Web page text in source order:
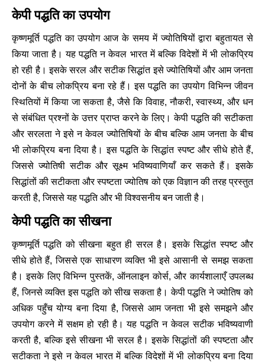
केपी पद्धति का उपयोग
कृष्णमूर्ति पद्धति का उपयोग आज के समय में ज्योतिषियों द्वारा बहुतायत से
किया जाता है। यह पद्धति न केवल भारत में बल्कि विदेशों में भी लोकप्रिय
हो रही है। इसके सरल और सटीक सिद्धांत इसे ज्योतिषियों और आम जनता
दोनों के बीच लोकप्रिय बना रहे हैं। इस पद्धति का उपयोग विभिन्न जीवन
स्थितियों में किया जा सकता है, जैसे कि विवाह, नौकरी, स्वास्थ्य, और धन
से संबंधित प्रश्नों के उत्तर प्राप्त करने के लिए। केपी पद्धति की सटीकता
और सरलता ने इसे न केवल ज्योतिषियों के बीच बल्कि आम जनता के बीच
भी लोकप्रिय बना दिया है। इस पद्धति के सिद्धांत स्पष्ट और सीधे होते हैं,
जिससे ज्योतिषी सटीक और सूक्ष्म भविष्यवाणियाँ कर सकते हैं। इसके
सिद्धांतों की सटीकता और स्पष्टता ज्योतिष को एक विज्ञान की तरह प्रस्तुत
करती है, जिससे यह पद्धति और भी विश्वसनीय बन जाती है।
केपी पद्धति का सीखना
कृष्णमूर्ति पद्धति को सीखना बहुत ही सरल है। इसके सिद्धांत स्पष्ट और
सीधे होते हैं, जिससे एक साधारण व्यक्ति भी इसे आसानी से समझ सकता
है। इसके लिए विभिन्न पुस्तकें, ऑनलाइन कोर्स, और कार्यशालाएँ उपलब्ध
हैं, जिनसे व्यक्ति इस पद्धति को सीख सकता है। केपी पद्धति ने ज्योतिष को
अधिक पहुँच योग्य बना दिया है, जिससे आम जनता भी इसे समझने और
उपयोग करने में सक्षम हो रही है। यह पद्धति न केवल सटीक भविष्यवाणी
करती है, बल्कि इसे सीखना भी सरल है। इसके सिद्धांतों की स्पष्टता और
सटीकता ने इसे न केवल भारत में बल्कि विदेशों में भी लोकप्रिय बना दिया